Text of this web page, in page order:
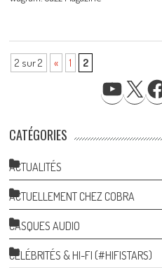
2 sur 2 « 1 2
YOUTUBE
CATÉGORIES
ACTUALITÉS
ACTUELLEMENT CHEZ COBRA
CASQUES AUDIO
CÉLÉBRITÉS & HI-FI (#HIFISTARS)